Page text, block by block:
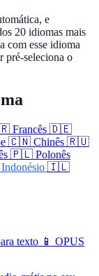
e
20 idiomas mais
com esse idioma
pré-seleciona o
Francês 🇩🇪
🇨🇳 Chinês 🇷🇺
🇵🇱 Polonês
Indonésio 🇮🇱
texto 📱 OPUS